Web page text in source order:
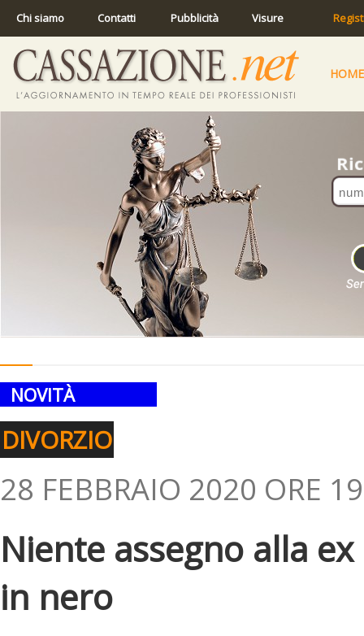
Chi siamo Contatti Pubblicità Visure
HOME
NOVITÀ
DIVORZIO
28 FEBBRAIO 2020 ORE
Niente assegno alla
in nero